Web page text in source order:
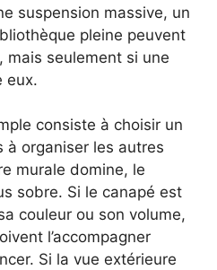
suspension massive, un
pleine peuvent
mais seulement si une
eux.
consiste à choisir un
à organiser les autres
murale domine, le
sobre. Si le canapé est
couleur ou son volume,
l’accompagner
Si la vue extérieure